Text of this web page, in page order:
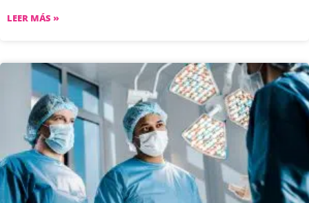
LEER MÁS »